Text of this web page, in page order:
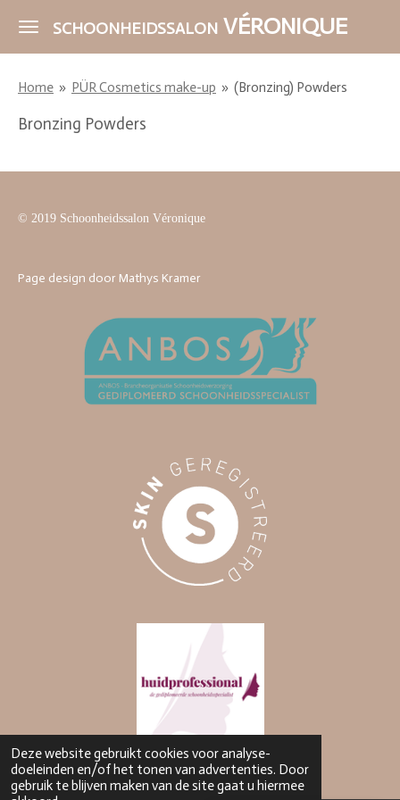
Deze website gebruikt cookies voor analyse-
doeleinden en/of het tonen van advertenties. Door
gebruik te blijven maken van de site gaat u hiermee
Ga
de
hoofdinhoud
SCHOONHEIDSSALON VÉRONIQUE
Home » PÜR Cosmetics make-up » (Bronzing) Powders
Bronzing Powders
© 2019 Schoonheidssalon Véronique
Page design door Mathys Kramer